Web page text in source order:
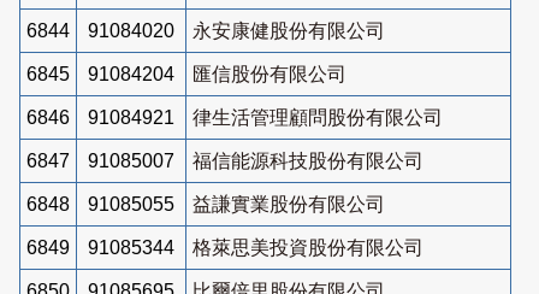
6844 91084020 永安康健股份有限公司
6845 91084204 匯信股份有限公司
6846 91084921 律生活管理顧問股份有限公司
6847 91085007 福信能源科技股份有限公司
6848 91085055 益謙實業股份有限公司
6849 91085344 格萊思美投資股份有限公司